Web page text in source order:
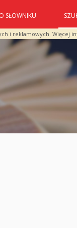
i reklamowych. Więcej
O SŁOWNIKU